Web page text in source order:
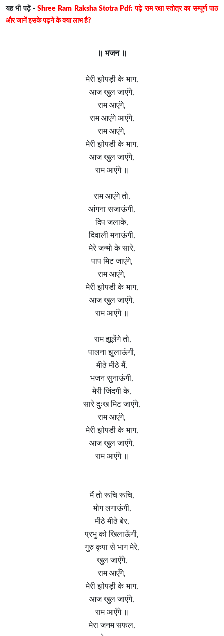
यह भी पढ़ें -Shree Ram Raksha Stotra Pdf: पढ़े राम रक्षा स्तोत्र का सम्पूर्ण पाठ
और जानें इसके पढ़ने के क्या लाभ है?
॥ भजन ॥
मेरी झोपड़ी के भाग,
आज खुल जाएंगे,
राम आएंगे,
राम आएंगे आएंगे,
राम आएंगे,
मेरी झोपडी के भाग,
आज खुल जाएंगे,
राम आएंगे ॥
राम आएंगे तो,
आंगना सजाऊंगी,
दिप जलाके,
दिवाली मनाऊंगी,
मेरे जन्मो के सारे,
पाप मिट जाएंगे,
राम आएंगे,
मेरी झोपडी के भाग,
आज खुल जाएंगे,
राम आएंगे ॥
राम झूलेंगे तो,
पालना झुलाऊंगी,
मीठे मीठे मैं,
भजन सुनाऊंगी,
मेरी जिंदगी के,
सारे दुःख मिट जाएंगे,
राम आएंगे,
मेरी झोपडी के भाग,
आज खुल जाएंगे,
राम आएंगे ॥
मैं तो रूचि रूचि,
भोग लगाऊंगी,
मीठे मीठे बेर,
प्रभु को खिलाऊँगी,
गुरु कृपा से भाग मेरे,
खुल जाएँगे,
राम आएँगे,
मेरी झोपड़ी के भाग,
आज खुल जाएंगे,
राम आएँगे ॥
मेरा जनम सफल,